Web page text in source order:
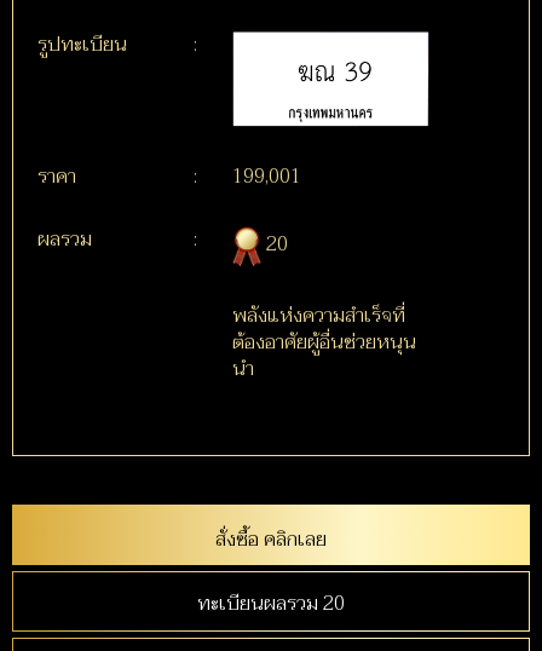
รูปทะเบียน
:
ราคา :
199,001
ผลรวม
: 20
พลังแห่งความสำเร็จที่
ต้องอาศัยผู้อื่นช่วยหนุน
นำ
สั่งซื้อ คลิกเลย
ทะเบียนผลรวม 20